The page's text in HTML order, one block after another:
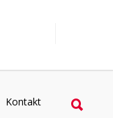
Kontakt